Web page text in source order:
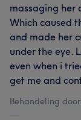
massaging her
Which caused
and made her
under the eye.
even when i
get me and
Behandeling